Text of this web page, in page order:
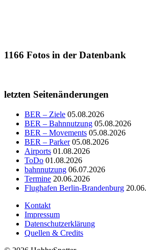
1166 Fotos in der Datenbank
letzten Seitenänderungen
BER – Ziele 05.08.2026
BER – Bahnnutzung 05.08.2026
BER – Movements 05.08.2026
BER – Parker 05.08.2026
Airports 01.08.2026
ToDo 01.08.2026
bahnnutzung 06.07.2026
Termine 20.06.2026
Flughafen Berlin-Brandenburg
Kontakt
Impressum
Datenschutzerklärung
Quellen & Credits